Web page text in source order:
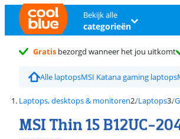
Bekijk alle
categorieën
Gratis bezorgd wanneer het jou uitkomt
Alle laptopsMSI Katana gaming laptops
Laptops, desktops & monitoren Laptops
MSI Thin 15 B12UC-